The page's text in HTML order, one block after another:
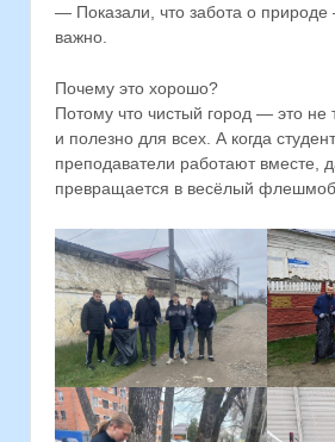
— Показали, что забота о природе
важно.
Почему это хорошо?
Потому что чистый город — это не
и полезно для всех. А когда
преподаватели работают вместе,
превращается в весёлый